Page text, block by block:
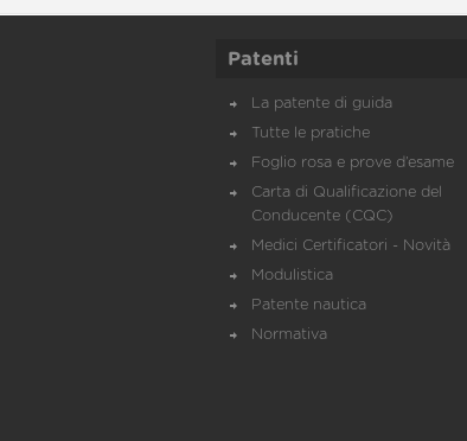
Patenti
La patente di guida
Tutte le pratiche
Foglio rosa e prove d’esame
Carta di Qualificazione del
Conducente (CQC)
Medici Certificatori - Novità
Modulistica
Patente nautica
Normativa